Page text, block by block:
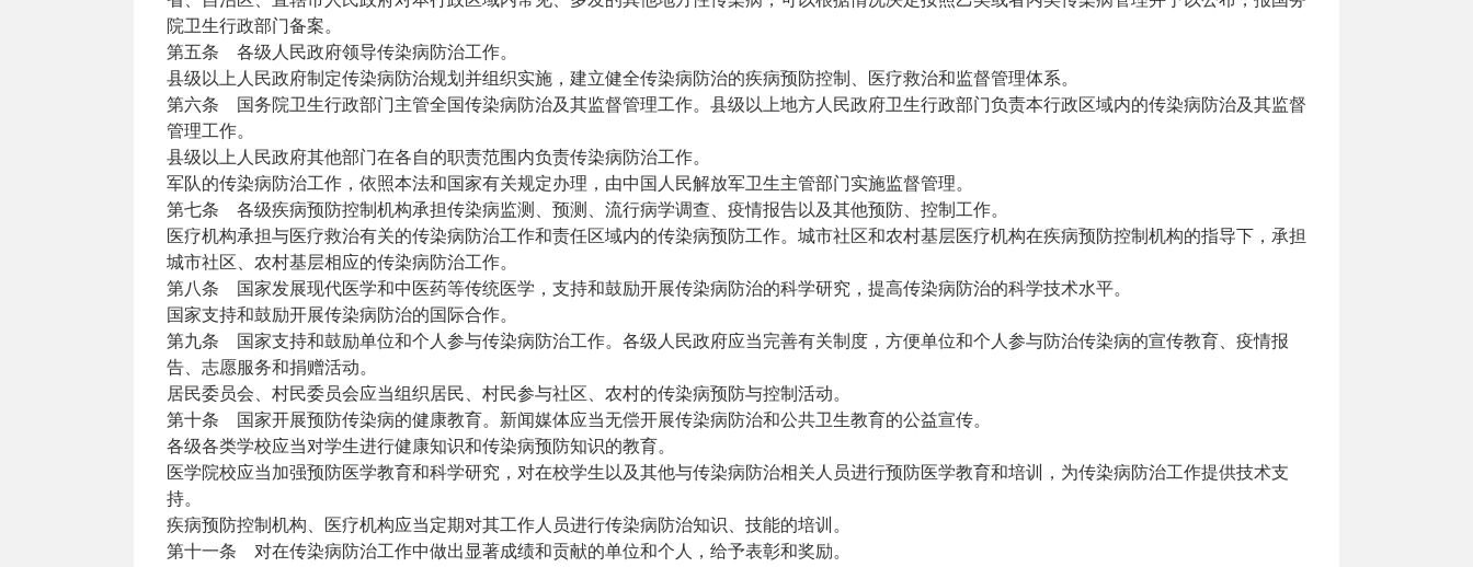
院卫生行政部门备案。
第五条 各级人民政府领导传染病防治工作。
县级以上人民政府制定传染病防治规划并组织实施，建立健全传染病防治的疾病预防控制、医疗救治和监督管理体系。
第六条 国务院卫生行政部门主管全国传染病防治及其监督管理工作。县级以上地方人民政府卫生行政部门负责本行政区域内的传染病防治及其监督
管理工作。
县级以上人民政府其他部门在各自的职责范围内负责传染病防治工作。
军队的传染病防治工作，依照本法和国家有关规定办理，由中国人民解放军卫生主管部门实施监督管理。
第七条 各级疾病预防控制机构承担传染病监测、预测、流行病学调查、疫情报告以及其他预防、控制工作。
医疗机构承担与医疗救治有关的传染病防治工作和责任区域内的传染病预防工作。城市社区和农村基层医疗机构在疾病预防控制机构的指导下，承担
城市社区、农村基层相应的传染病防治工作。
第八条 国家发展现代医学和中医药等传统医学，支持和鼓励开展传染病防治的科学研究，提高传染病防治的科学技术水平。
国家支持和鼓励开展传染病防治的国际合作。
第九条 国家支持和鼓励单位和个人参与传染病防治工作。各级人民政府应当完善有关制度，方便单位和个人参与防治传染病的宣传教育、疫情报
告、志愿服务和捐赠活动。
居民委员会、村民委员会应当组织居民、村民参与社区、农村的传染病预防与控制活动。
第十条 国家开展预防传染病的健康教育。新闻媒体应当无偿开展传染病防治和公共卫生教育的公益宣传。
各级各类学校应当对学生进行健康知识和传染病预防知识的教育。
医学院校应当加强预防医学教育和科学研究，对在校学生以及其他与传染病防治相关人员进行预防医学教育和培训，为传染病防治工作提供技术支
持。
疾病预防控制机构、医疗机构应当定期对其工作人员进行传染病防治知识、技能的培训。
第十一条 对在传染病防治工作中做出显著成绩和贡献的单位和个人，给予表彰和奖励。